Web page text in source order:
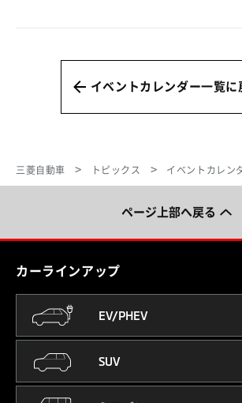
イベントカレンダー一覧に
三菱自動車 トピックス イベントカレン
ページ上部へ戻る
カーラインアップ
EV/PHEV
SUV